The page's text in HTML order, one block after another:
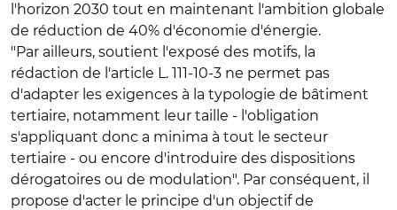
l'horizon 2030 tout en maintenant l'ambition globale
de réduction de 40% d'économie d'énergie.
"Par ailleurs, soutient l'exposé des motifs, la
rédaction de l'article L. 111-10-3 ne permet pas
d'adapter les exigences à la typologie de bâtiment
tertiaire, notamment leur taille - l'obligation
s'appliquant donc a minima à tout le secteur
tertiaire - ou encore d'introduire des dispositions
dérogatoires ou de modulation". Par conséquent, il
propose d'acter le principe d'un objectif de